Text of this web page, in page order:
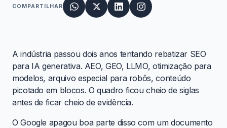
COMPARTILHAR
A indústria passou dois anos tentando rebatizar SEO
para IA generativa. AEO, GEO, LLMO, otimização para
modelos, arquivo especial para robôs, conteúdo
picotado em blocos. O quadro ficou cheio de siglas
antes de ficar cheio de evidência.
O Google apagou boa parte disso com um documento